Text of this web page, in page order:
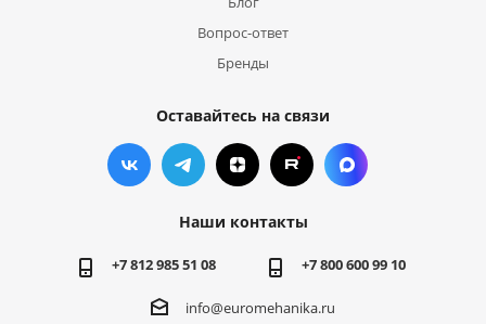
Вопрос-ответ
Бренды
Оставайтесь на связи
Наши контакты
+7 812 985 51 08 +7 800 600 99 10
info@euromehanika.ru